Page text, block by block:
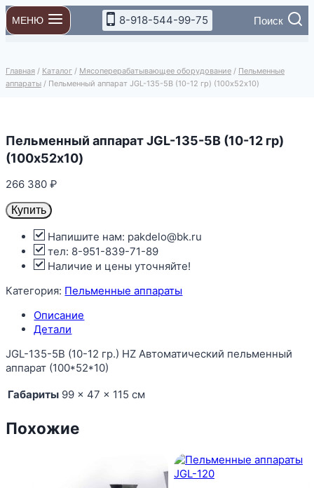
Перейти
к
содержимому
МЕНЮ 8-918-544-99-75 Поиск
Главная / Каталог / Мясоперерабатывающее оборудование / Пельменные
аппараты / Пельменный аппарат JGL-135-5B (10-12 гр) (100х52х10)
Пельменный аппарат JGL-135-5B (10-12 гр)
(100х52х10)
266 380₽
Купить
Напишите нам: pakdelo@bk.ru
тел: 8-951-839-71-89
Наличие и цены уточняйте!
Категория: Пельменные аппараты
Описание
Детали
JGL-135-5B (10-12 гр.) HZ Автоматический пельменный
аппарат (100*52*10)
Габариты 99 × 47 × 115 см
Похожие